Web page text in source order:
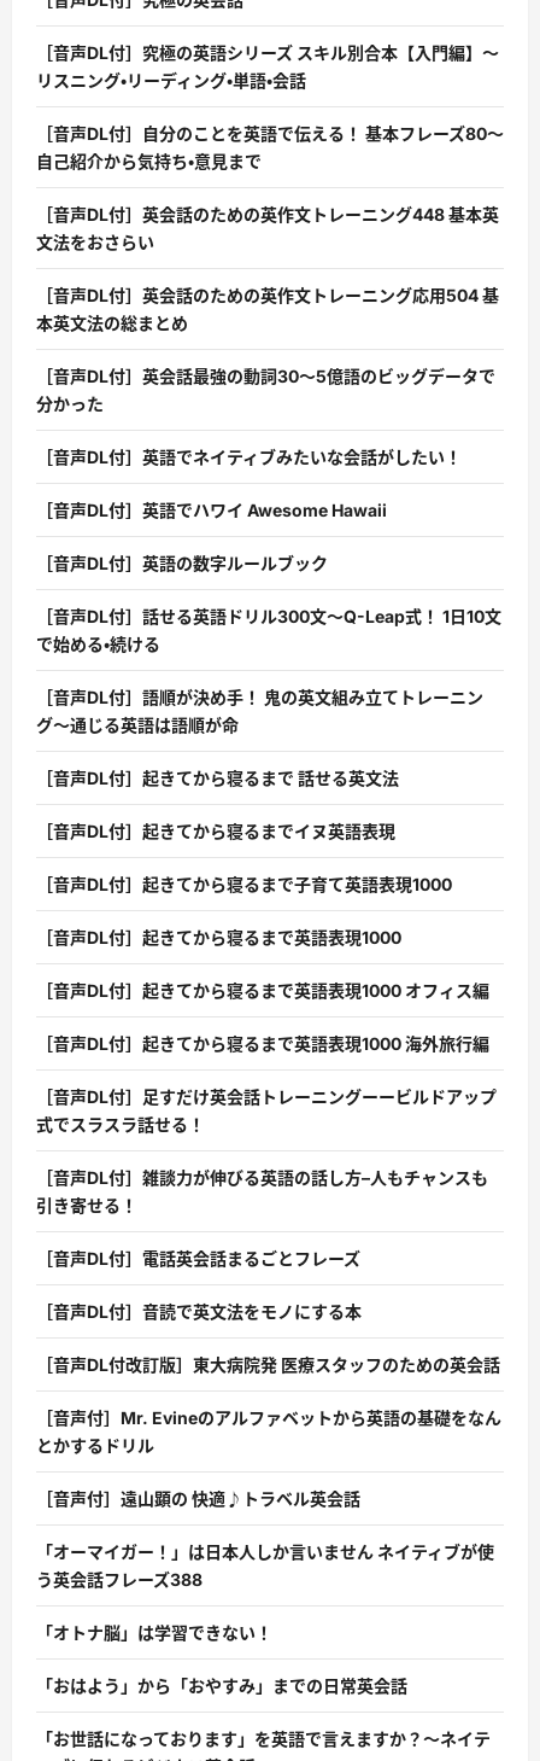
［音声DL付］究極の英語シリーズ スキル別合本【入門編】〜
リスニング・リーディング・単語・会話
［音声DL付］自分のことを英語で伝える！ 基本フレーズ80〜
自己紹介から気持ち・意見まで
［音声DL付］英会話のための英作文トレーニング448 基本英
文法をおさらい
［音声DL付］英会話のための英作文トレーニング応用504 基
本英文法の総まとめ
［音声DL付］英会話最強の動詞30〜5億語のビッグデータで
分かった
［音声DL付］英語でネイティブみたいな会話がしたい！
［音声DL付］英語でハワイ Awesome Hawaii
［音声DL付］英語の数字ルールブック
［音声DL付］話せる英語ドリル300文〜Q-Leap式！ 1日10文
で始める・続ける
［音声DL付］語順が決め手！ 鬼の英文組み立てトレーニン
グ〜通じる英語は語順が命
［音声DL付］起きてから寝るまで 話せる英文法
［音声DL付］起きてから寝るまでイヌ英語表現
［音声DL付］起きてから寝るまで子育て英語表現1000
［音声DL付］起きてから寝るまで英語表現1000
［音声DL付］起きてから寝るまで英語表現1000 オフィス編
［音声DL付］起きてから寝るまで英語表現1000 海外旅行編
［音声DL付］足すだけ英会話トレーニングーービルドアップ
式でスラスラ話せる！
［音声DL付］雑談力が伸びる英語の話し方–人もチャンスも
引き寄せる！
［音声DL付］電話英会話まるごとフレーズ
［音声DL付］音読で英文法をモノにする本
［音声DL付改訂版］東大病院発 医療スタッフのための英会話
［音声付］Mr. Evineのアルファベットから英語の基礎をなん
とかするドリル
［音声付］遠山顕の 快適♪トラベル英会話
「オーマイガー！」は日本人しか言いません ネイティブが使
う英会話フレーズ388
「オトナ脳」は学習できない！
「おはよう」から「おやすみ」までの日常英会話
「お世話になっております」を英語で言えますか？〜ネイテ